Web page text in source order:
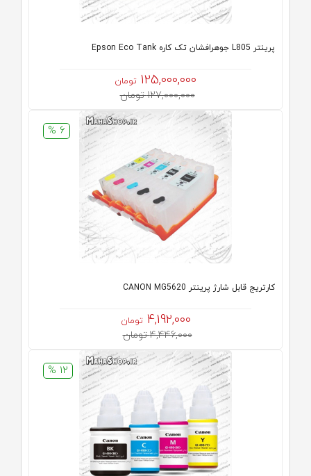
پرینتر L805 جوهرافشان تک کاره Epson Eco Tank
125,000,000 تومان
127,000,000 تومان
6 %
کارتریج قابل شارژ پرینتر CANON MG5620
4,192,000 تومان
4,446,000 تومان
12 %